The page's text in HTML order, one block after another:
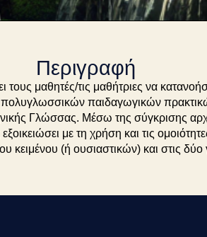
Περιγραφή
τους μαθητές/τις μαθήτριες να
παιδαγωγικών
Γλώσσας. Μέσω της σύγκρισης
με τη χρήση και τις
κειμένου (ή ουσιαστικών) και στις